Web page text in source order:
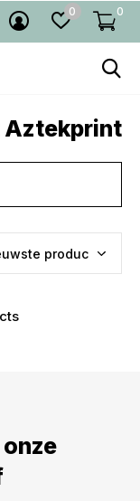
0 0
Aztekprint